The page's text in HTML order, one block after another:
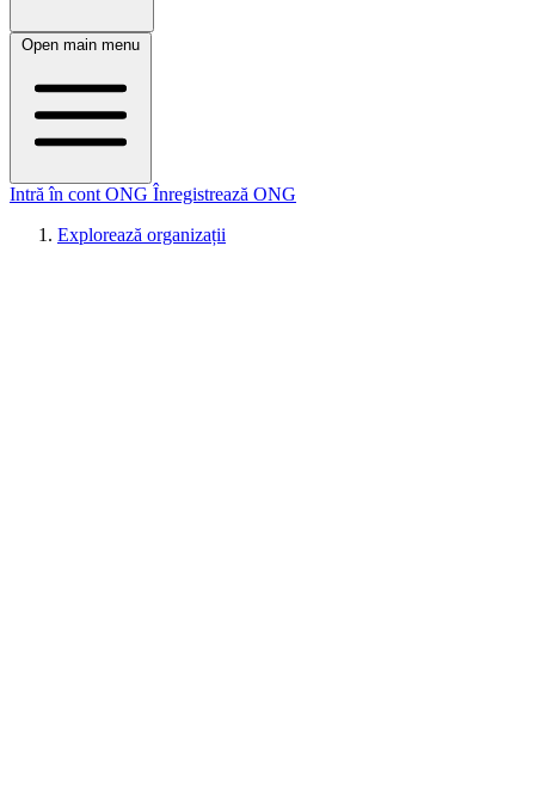
Open main menu
Intră în cont ONG Înregistrează ONG
Explorează organizații